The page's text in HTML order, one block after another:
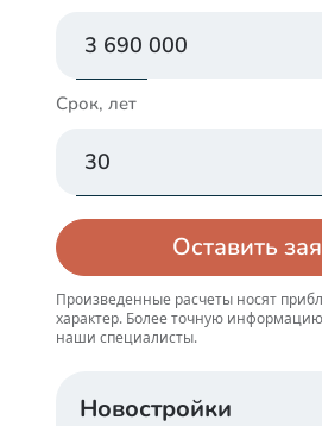
Срок, лет
Оставить
Произведенные расчеты носят
характер. Более точную
наши специалисты.
Новостройки